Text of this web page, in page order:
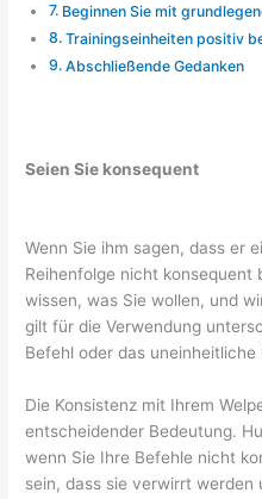
Beginnen Sie mit
Trainingseinheiten positiv
Abschließende Gedanken
Seien Sie konsequent
Wenn Sie ihm sagen, dass er
Reihenfolge nicht konsequent
wissen, was Sie wollen, und
gilt für die Verwendung
Befehl oder das uneinheitliche
Die Konsistenz mit Ihrem
entscheidender Bedeutung.
wenn Sie Ihre Befehle nicht
sein, dass sie verwirrt werden